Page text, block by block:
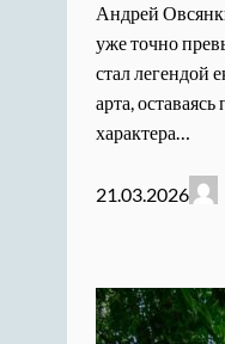
Андрей
уже точно
стал легендой
арта,
характера…
21.03.2026